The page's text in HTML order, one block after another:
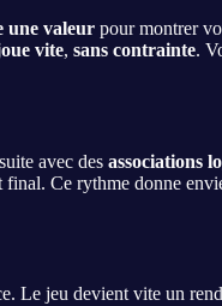
une valeur pour montrer
vite, sans contrainte.
avec des associations
final. Ce rythme donne
Le jeu devient vite un